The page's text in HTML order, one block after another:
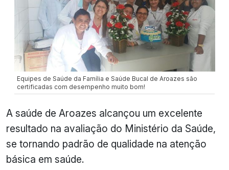
Equipes de Saúde da Família e Saúde Bucal de Aroazes são
certificadas com desempenho muito bom!
A saúde de Aroazes alcançou um excelente
resultado na avaliação do Ministério da Saúde,
se tornando padrão de qualidade na atenção
básica em saúde.